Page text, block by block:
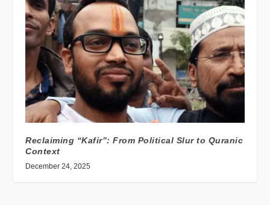
Reclaiming “Kafir”: From Political Slur to Quranic
Context
December 24, 2025